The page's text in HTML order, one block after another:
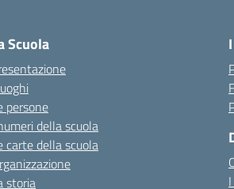
Scuola
persone
della scuola
carte della scuola
storia